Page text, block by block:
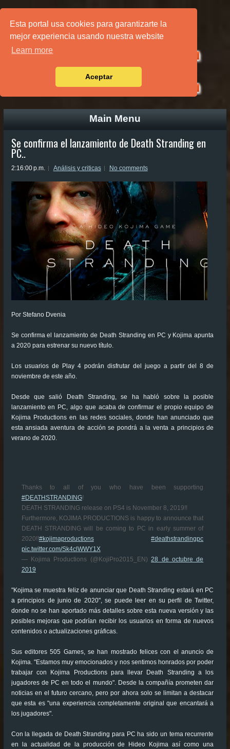
Esta portal usa cookies para garantizarte la
mejor experiencia usando nuestra website
Learn more
Aceptar
PÁGINA PRINCIPAL
Main Menu
Se confirma el lanzamiento de Death Stranding en
PC..
2:16:00 p.m. Análisis y criticas No comments
Por Stefano Dvenia
Se confirma el lanzamiento de Death Stranding en PC y Kojima apunta
a 2020 para estrenar su nuevo título.
Los usuarios de Play 4 podrán disfrutar del juego a partir del 8 de
noviembre de este año.
Desde que salió Death Stranding, se ha habló sobre la posible
lanzamiento en PC, algo que acaba de confirmar el propio equipo de
Kojima Productions en las redes sociales, donde han anunciado que
esta ansiada aventura de acción se pondrá a la venta a principios de
verano de 2020.
Thanks to all of you who have been supporting
#DEATHSTRANDING!
DEATH STRANDING release on PS4 is November 8, 2019!!
Furthermore, KOJIMA PRODUCTIONS is happy to announce that
DEATH STRANDING will be coming to PC in early summer of
2020!!#kojimaproductions
#deathstrandingpc
pic.twitter.com/Sk4clWWY1X
— Kojima Productions (@KojiPro2015_EN)28 de octubre de
2019
"Kojima se muestra feliz de anunciar que Death Stranding estará en PC
a principios de junio de 2020", se puede leer en su perfil de Twitter,
donde no se han aportado más detalles sobre esta nueva versión y las
posibles mejoras que podrían recibir los usuarios en forma de nuevos
contenidos o actualizaciones gráficas.
Sus editores 505 Games, se han mostrado felices con el anuncio de
Kojima. "Estamos muy emocionados y nos sentimos honrados por poder
trabajar con Kojima Productions para llevar Death Stranding a los
jugadores de PC en todo el mundo". Desde la compañía prometen dar
noticias en el futuro cercano, pero por ahora solo se limitan a destacar
que esta es "una experiencia completamente original que encantará a
los jugadores".
Con la llegada de Death Stranding para PC ha sido un tema recurrente
en la actualidad de la producción de Hideo Kojima así como una